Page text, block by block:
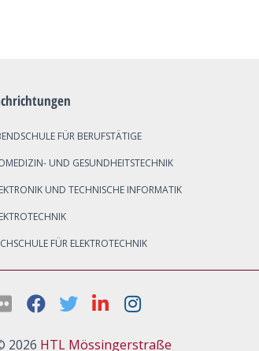
FÜR BERUFSTÄTIGE
UND GESUNDHEITSTECHNIK
UND TECHNISCHE INFORMATIK
FÜR ELEKTROTECHNIK
2026 HTL Mössingerstraße